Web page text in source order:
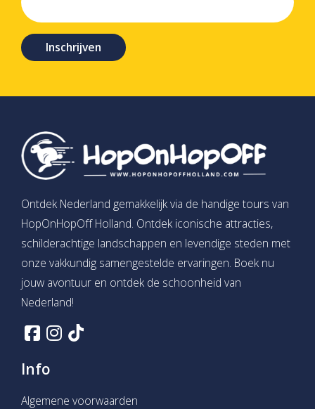
Inschrijven
Ontdek Nederland gemakkelijk via de handige tours van
HopOnHopOff Holland. Ontdek iconische attracties,
schilderachtige landschappen en levendige steden met
onze vakkundig samengestelde ervaringen. Boek nu
jouw avontuur en ontdek de schoonheid van
Nederland!
Info
Algemene voorwaarden